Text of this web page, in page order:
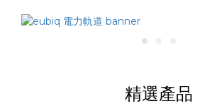
精選產品